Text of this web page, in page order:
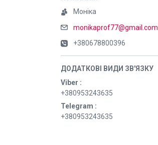
Моніка
monikaprof77@gmail.com
+380678800396
Viber
+380953243635
Telegram
+380953243635